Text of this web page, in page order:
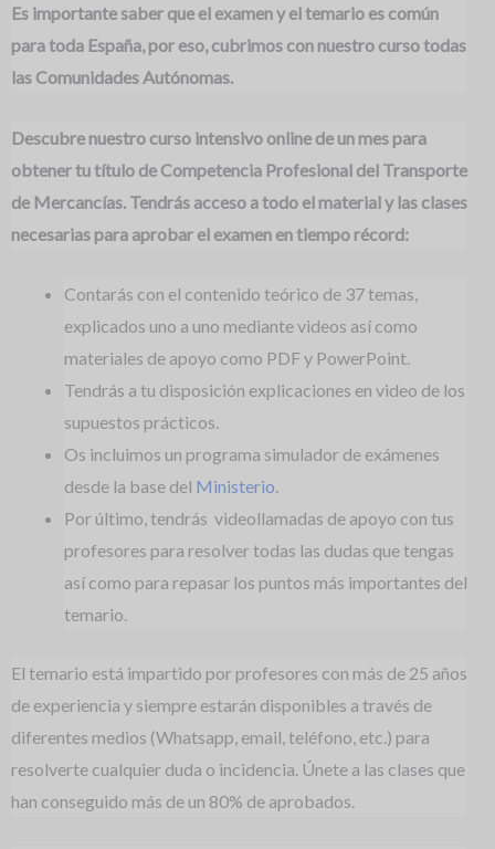
Es importante saber que el examen y el temario es común
para toda España, por eso, cubrimos con nuestro curso todas
las Comunidades Autónomas.
Descubre nuestro curso intensivo online de un mes para
obtener tu título de Competencia Profesional del Transporte
de Mercancías. Tendrás acceso a todo el material y las clases
necesarias para aprobar el examen en tiempo récord:
Contarás con el contenido teórico de 37 temas,
explicados uno a uno mediante videos así como
materiales de apoyo como PDF y PowerPoint.
Tendrás a tu disposición explicaciones en video de los
supuestos prácticos.
Os incluimos un programa simulador de exámenes
desde la base del Ministerio.
Por último, tendrás videollamadas de apoyo con tus
profesores para resolver todas las dudas que tengas
así como para repasar los puntos más importantes del
temario.
El temario está impartido por profesores con más de 25 años
de experiencia y siempre estarán disponibles a través de
diferentes medios (Whatsapp, email, teléfono, etc.) para
resolverte cualquier duda o incidencia. Únete a las clases que
han conseguido más de un 80% de aprobados.